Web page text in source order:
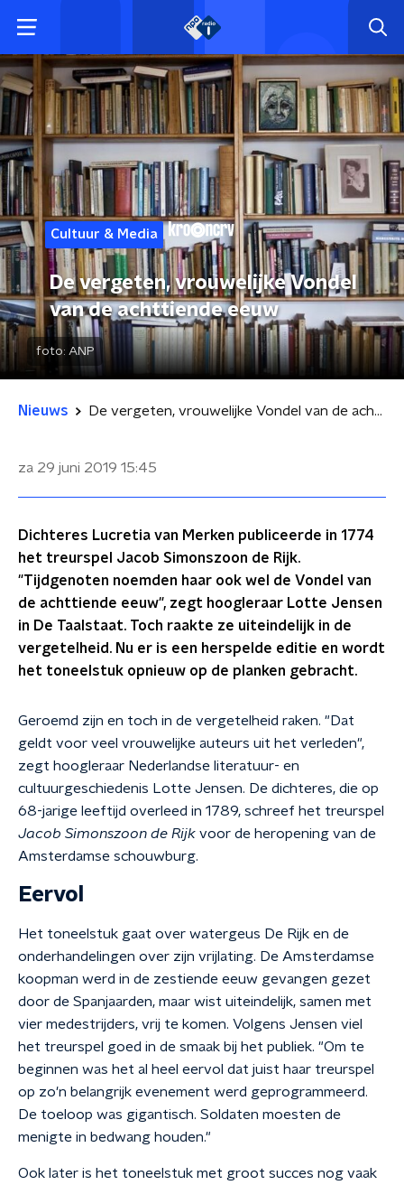
Cultuur & Media
De vergeten, vrouwelijke Vondel
van de achttiende eeuw
foto: ANP
Nieuws De vergeten, vrouwelijke Vondel van de achttiende eeuw
za 29 juni 2019 15:45
Dichteres Lucretia van Merken publiceerde in 1774
het treurspel Jacob Simonszoon de Rijk.
"Tijdgenoten noemden haar ook wel de Vondel van
de achttiende eeuw", zegt hoogleraar Lotte Jensen
in De Taalstaat. Toch raakte ze uiteindelijk in de
vergetelheid. Nu er is een herspelde editie en wordt
het toneelstuk opnieuw op de planken gebracht.
Geroemd zijn en toch in de vergetelheid raken. "Dat
geldt voor veel vrouwelijke auteurs uit het verleden",
zegt hoogleraar Nederlandse literatuur- en
cultuurgeschiedenis Lotte Jensen. De dichteres, die op
68-jarige leeftijd overleed in 1789, schreef het treurspel
Jacob Simonszoon de Rijk voor de heropening van de
Amsterdamse schouwburg.
Eervol
Het toneelstuk gaat over watergeus De Rijk en de
onderhandelingen over zijn vrijlating. De Amsterdamse
koopman werd in de zestiende eeuw gevangen gezet
door de Spanjaarden, maar wist uiteindelijk, samen met
vier medestrijders, vrij te komen. Volgens Jensen viel
het treurspel goed in de smaak bij het publiek. "Om te
beginnen was het al heel eervol dat juist haar treurspel
op zo'n belangrijk evenement werd geprogrammeerd.
De toeloop was gigantisch. Soldaten moesten de
menigte in bedwang houden."
Ook later is het toneelstuk met groot succes nog vaak